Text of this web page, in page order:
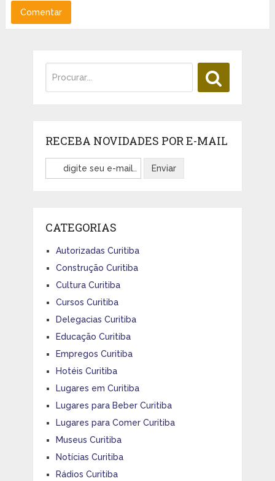
RECEBA NOVIDADES POR E-MAIL
CATEGORIAS
Autorizadas Curitiba
Construção Curitiba
Cultura Curitiba
Cursos Curitiba
Delegacias Curitiba
Educação Curitiba
Empregos Curitiba
Hotéis Curitiba
Lugares em Curitiba
Lugares para Beber Curitiba
Lugares para Comer Curitiba
Museus Curitiba
Notícias Curitiba
Rádios Curitiba